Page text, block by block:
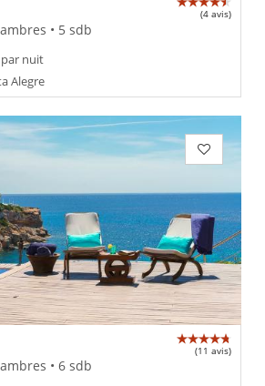
(4 avis)
• 5 sdb
par nuit
Alegre
(11 avis)
• 6 sdb